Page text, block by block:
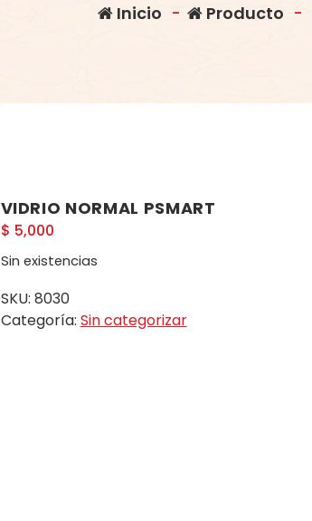
Inicio - Producto -
VIDRIO NORMAL PSMART
$ 5,000
Sin existencias
SKU: 8030
Categoría: Sin categorizar